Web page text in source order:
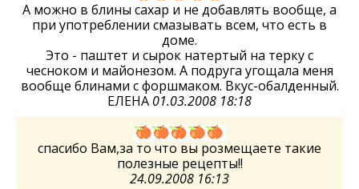
А можно в блины сахар и не добавлять вообще, а
при употреблении смазывать всем, что есть в
доме.
Это - паштет и сырок натертый на терку с
чесноком и майонезом. А подруга угощала меня
вообще блинами с форшмаком. Вкус-обалденный.
ЕЛЕНА 01.03.2008 18:18
спасибо Вам,за то что вы розмещаете такие
полезные рецепты!!
24.09.2008 16:13